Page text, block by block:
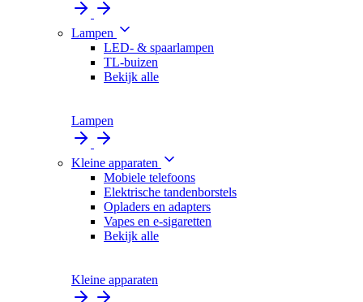
Lampen
LED- & spaarlampen
TL-buizen
Bekijk alle
Lampen
Kleine apparaten
Mobiele telefoons
Elektrische tandenborstels
Opladers en adapters
Vapes en e-sigaretten
Bekijk alle
Kleine apparaten